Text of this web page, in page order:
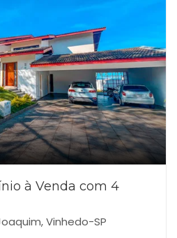
à Venda com 4
Vinhedo-SP